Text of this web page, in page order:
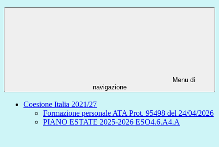
Menu di
navigazione
Coesione Italia 2021/27
Formazione personale ATA Prot. 95498 del 24/04/2026
PIANO ESTATE 2025-2026 ESO4.6.A4.A